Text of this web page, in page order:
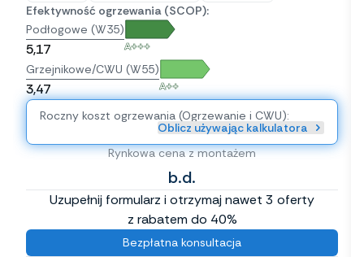
Efektywność ogrzewania (SCOP):
Podłogowe (W35)
5,17 A+++
Grzejnikowe/CWU (W55)
3,47 A++
Roczny koszt ogrzewania (Ogrzewanie i CWU):
Oblicz używając kalkulatora
Rynkowa cena z montażem
b.d.
Uzupełnij formularz i otrzymaj nawet 3 oferty
z rabatem do 40%
Bezpłatna konsultacja